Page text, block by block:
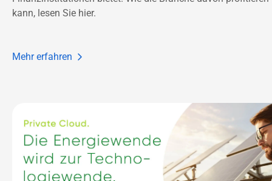
kann, lesen Sie hier.
Mehr erfahren